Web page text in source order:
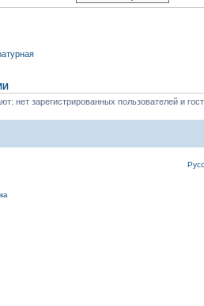
нет зарегистрированных пользователей и